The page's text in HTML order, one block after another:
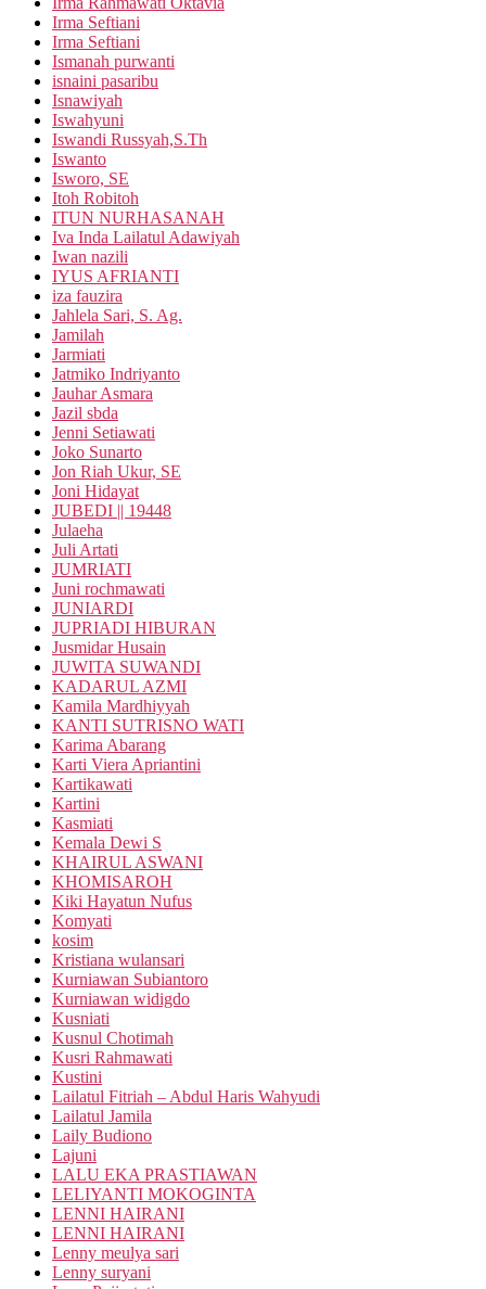
Irma Seftiani
Irma Seftiani
Ismanah purwanti
isnaini pasaribu
Isnawiyah
Iswahyuni
Iswandi Russyah,S.Th
Iswanto
Isworo, SE
Itoh Robitoh
ITUN NURHASANAH
Iva Inda Lailatul Adawiyah
Iwan nazili
IYUS AFRIANTI
iza fauzira
Jahlela Sari, S. Ag.
Jamilah
Jarmiati
Jatmiko Indriyanto
Jauhar Asmara
Jazil sbda
Jenni Setiawati
Joko Sunarto
Jon Riah Ukur, SE
Joni Hidayat
JUBEDI || 19448
Julaeha
Juli Artati
JUMRIATI
Juni rochmawati
JUNIARDI
JUPRIADI HIBURAN
Jusmidar Husain
JUWITA SUWANDI
KADARUL AZMI
Kamila Mardhiyyah
KANTI SUTRISNO WATI
Karima Abarang
Karti Viera Apriantini
Kartikawati
Kartini
Kasmiati
Kemala Dewi S
KHAIRUL ASWANI
KHOMISAROH
Kiki Hayatun Nufus
Komyati
kosim
Kristiana wulansari
Kurniawan Subiantoro
Kurniawan widigdo
Kusniati
Kusnul Chotimah
Kusri Rahmawati
Kustini
Lailatul Fitriah – Abdul Haris Wahyudi
Lailatul Jamila
Laily Budiono
Lajuni
LALU EKA PRASTIAWAN
LELIYANTI MOKOGINTA
LENNI HAIRANI
LENNI HAIRANI
Lenny meulya sari
Lenny suryani